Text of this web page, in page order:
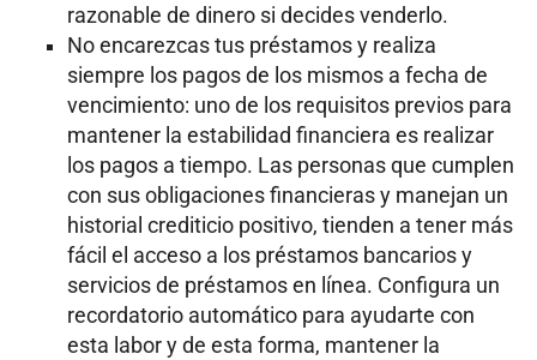
razonable de dinero si decides venderlo.
No encarezcas tus préstamos y realiza
siempre los pagos de los mismos a fecha de
vencimiento: uno de los requisitos previos para
mantener la estabilidad financiera es realizar
los pagos a tiempo. Las personas que cumplen
con sus obligaciones financieras y manejan un
historial crediticio positivo, tienden a tener más
fácil el acceso a los préstamos bancarios y
servicios de préstamos en línea. Configura un
recordatorio automático para ayudarte con
esta labor y de esta forma, mantener la